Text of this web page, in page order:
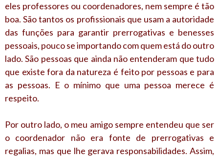
eles professores ou coordenadores, nem sempre é tão
boa. São tantos os profissionais que usam a autoridade
das funções para garantir prerrogativas e benesses
pessoais, pouco se importando com quem está do outro
lado. São pessoas que ainda não entenderam que tudo
que existe fora da natureza é feito por pessoas e para
as pessoas. E o mínimo que uma pessoa merece é
respeito.
Por outro lado, o meu amigo sempre entendeu que ser
o coordenador não era fonte de prerrogativas e
regalias, mas que lhe gerava responsabilidades. Assim,